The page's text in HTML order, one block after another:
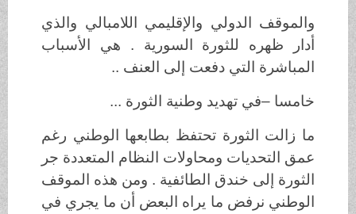
والموقف الدولي والإقليمي اللامبالي والذي
أدار ظهره للثورة السورية . هي الأسباب
المباشرة التي دفعت إلى العنف ..
خامسا –في تهديد وطنية الثورة ...
ما زالت الثورة تحتفظ بطابعها الوطني رغم
عمق التحديات ومحاولات النظام المتعددة جر
الثورة إلى خندق الطائفية . ومن هذه الموقف
الوطني نرفض ما يراه البعض أن ما يجري في